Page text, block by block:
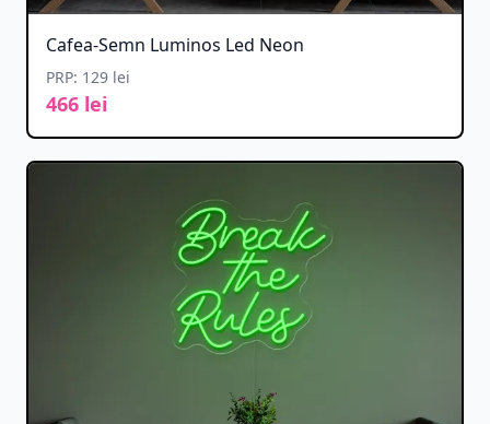
Cafea-Semn Luminos Led Neon
PRP: 129 lei
466 lei